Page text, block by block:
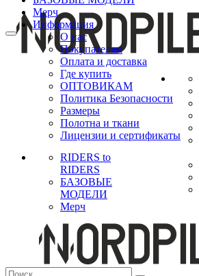
Мерч
Информация
О нас
Покупателям
Оплата и доставка
Где купить
ОПТОВИКАМ
Политика Безопасности
Размеры
Полотна и ткани
Лицензии и сертификаты
RIDERS to
RIDERS
БАЗОВЫЕ
МОДЕЛИ
Мерч